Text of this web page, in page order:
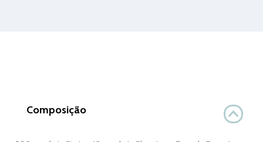
Composição